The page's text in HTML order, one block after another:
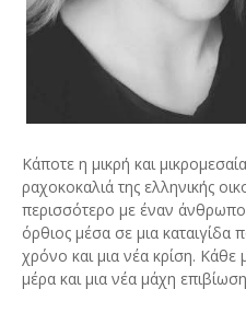
Κάποτε η μικρή και
ραχοκοκαλιά της ελληνικής
περισσότερο με έναν
όρθιος μέσα σε μια
χρόνο και μια νέα κρίση.
μέρα και μια νέα μάχη